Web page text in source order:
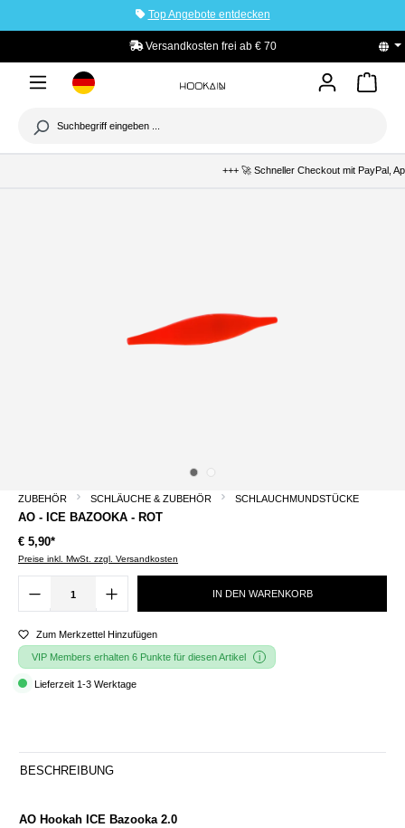
Top Angebote entdecken
Versandkosten frei ab € 70
+++ 🚀 Schneller Checkout mit PayPal,
ZUBEHÖR SCHLÄUCHE & ZUBEHÖR SCHLAUCHMUNDSTÜCKE
AO - ICE BAZOOKA - ROT
€ 5,90*
Preise inkl. MwSt. zzgl. Versandkosten
IN DEN WARENKORB
Zum Merkzettel Hinzufügen
VIP Members erhalten 6 Punkte für diesen Artikel
Lieferzeit 1-3 Werktage
BESCHREIBUNG
AO Hookah ICE Bazooka 2.0